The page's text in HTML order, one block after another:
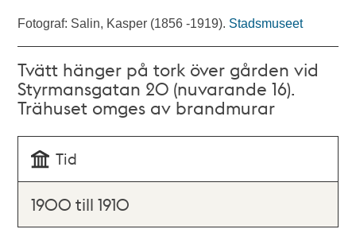
Fotograf: Salin, Kasper (1856 -1919). Stadsmuseet
Tvätt hänger på tork över gården vid
Styrmansgatan 20 (nuvarande 16).
Trähuset omges av brandmurar
Tid
1900 till 1910